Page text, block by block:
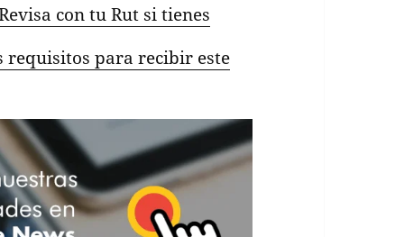
con tu Rut si tienes
requisitos para recibir este